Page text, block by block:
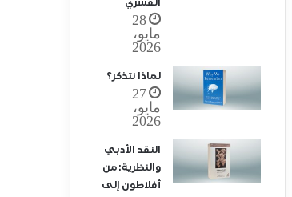
القسري
28
مايو،
2026
لماذا نتذكر؟
27
مايو،
2026
النقد الأدبي
والنظرية: من
أفلاطون إلى